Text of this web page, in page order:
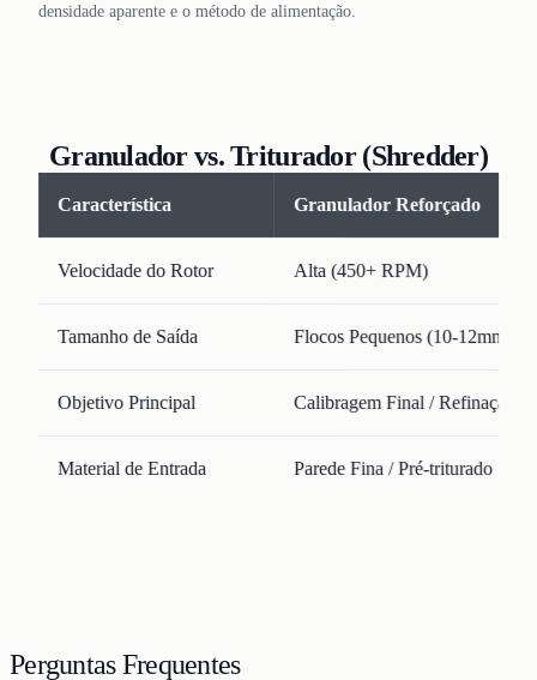
densidade aparente e o método de alimentação.
Granulador vs. Triturador (Shredder)
Característica Granulador Reforçado
Velocidade do Rotor Alta (450+ RPM)
Tamanho de Saída Flocos Pequenos (10-12mm)
Objetivo Principal Calibragem Final / Refinação
Material de Entrada Parede Fina / Pré-triturado
Perguntas Frequentes